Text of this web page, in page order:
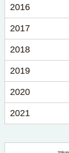
2016
2017
2018
2019
2020
2021